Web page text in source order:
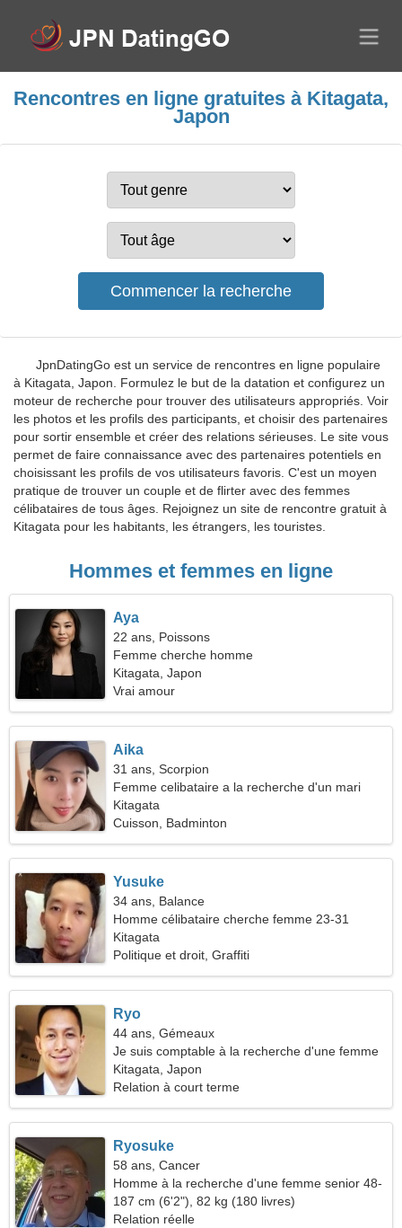
Rencontres en ligne gratuites à Kitagata,
Japon
JpnDatingGo est un service de rencontres en ligne populaire
à Kitagata, Japon. Formulez le but de la datation et configurez un
moteur de recherche pour trouver des utilisateurs appropriés. Voir
les photos et les profils des participants, et choisir des partenaires
pour sortir ensemble et créer des relations sérieuses. Le site vous
permet de faire connaissance avec des partenaires potentiels en
choisissant les profils de vos utilisateurs favoris. C'est un moyen
pratique de trouver un couple et de flirter avec des femmes
célibataires de tous âges. Rejoignez un site de rencontre gratuit à
Kitagata pour les habitants, les étrangers, les touristes.
Hommes et femmes en ligne
Aya
22 ans, Poissons
Femme cherche homme
Kitagata, Japon
Vrai amour
Aika
31 ans, Scorpion
Femme celibataire a la recherche d'un mari
Kitagata
Cuisson, Badminton
Yusuke
34 ans, Balance
Homme célibataire cherche femme 23-31
Kitagata
Politique et droit, Graffiti
Ryo
44 ans, Gémeaux
Je suis comptable à la recherche d'une femme
sensible
Kitagata, Japon
Relation à court terme
Ryosuke
58 ans, Cancer
Homme à la recherche d'une femme senior 48-
53
187 cm (6'2"), 82 kg (180 livres)
Relation réelle